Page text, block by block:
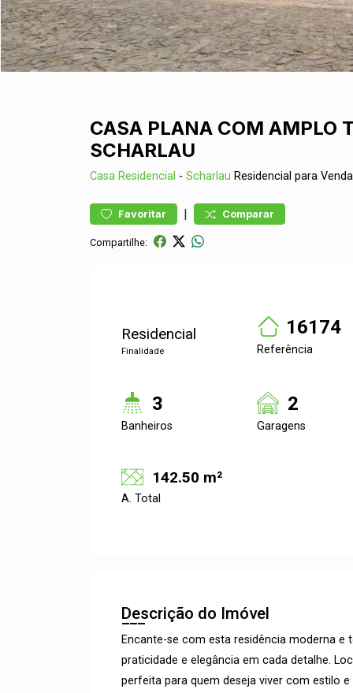
CASA PLANA COM AMPLO
SCHARLAU
Casa Residencial - Scharlau Residencial para
Favoritar | Comparar
Compartilhe:
Residencial
Finalidade
16174
Referência
3
Banheiros
2
Garagens
142.50 m²
A. Total
Descrição do Imóvel
Encante-se com esta residência moderna
praticidade e elegância em cada detalhe.
perfeita para quem deseja viver com estilo e